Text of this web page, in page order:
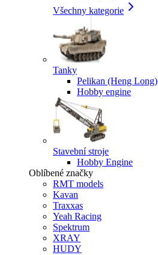
Všechny kategorie
Tanky
Pelikan (Heng Long)
Hobby engine
Stavební stroje
Hobby Engine
Oblíbené značky
RMT models
Kavan
Traxxas
Yeah Racing
Spektrum
XRAY
HUDY